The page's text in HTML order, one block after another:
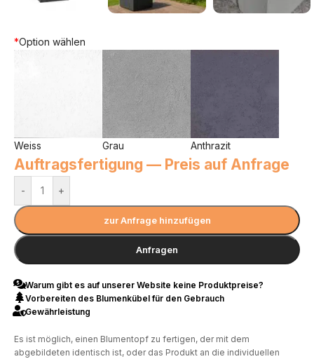
*Option wählen
Weiss Grau Anthrazit
Auftragsfertigung — Preis auf Anfrage
- +
zur Anfrage hinzufügen
Anfragen
Warum gibt es auf unserer Website keine Produktpreise?
Vorbereiten des Blumenkübel für den Gebrauch
Gewährleistung
Es ist möglich, einen Blumentopf zu fertigen, der mit dem
abgebildeten identisch ist, oder das Produkt an die individuellen